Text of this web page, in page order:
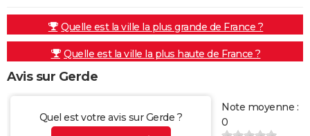
Quelle est la ville la plus grande de France ?
Quelle est la ville la plus haute de France ?
Avis sur Gerde
Quel est votre avis sur Gerde ?
Note moyenne :
0